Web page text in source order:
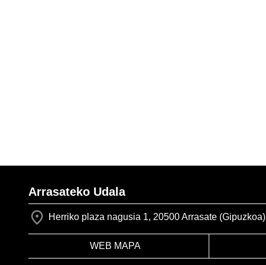
Arrasateko Udala
Herriko plaza nagusia 1, 20500 Arrasate (Gipuzkoa)
WEB MAPA